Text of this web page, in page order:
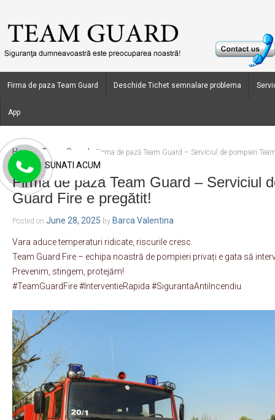
Firma de paza Team Guard Deschide Tichet semnalare problema
App
Home › Team Guard Firma de pază Team Guard – Serviciul de pompieri
Firma de pază Team Guard – Serviciul
Guard Fire e pregătit!
Posted on June 28, 2025 by Barca Valentina
Vara aduce temperaturi ridicate, riscurile cresc.
Team Guard Fire – echipa noastră de pompieri privați e gata să
Prevenim, stingem, protejăm!
#TeamGuardFire #InterventieRapida #SigurantaAntiIncendiu
SUNATI ACUM